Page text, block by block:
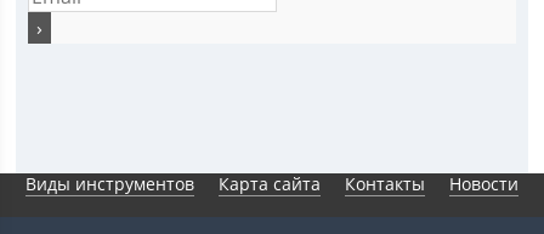
Виды инструментов Карта сайта Контакты Новости